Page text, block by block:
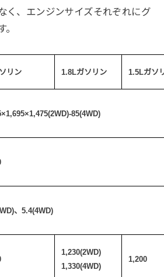
く、エンジンサイズそれぞれにグ
リン 1.8Lガソリン 1.5Lガソ
85(4WD)
、5.4(4WD)
1,230(2WD)
1,330(4WD)
1,200